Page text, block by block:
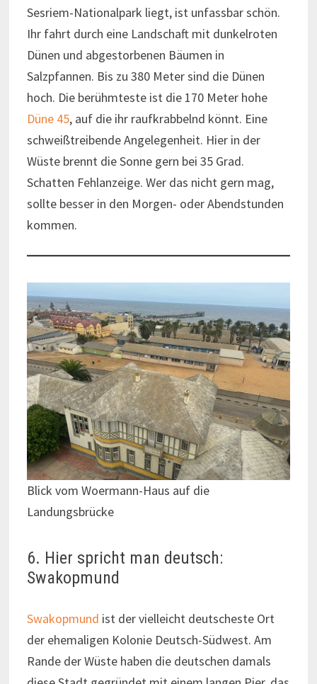
Sesriem-Nationalpark liegt, ist unfassbar schön.
Ihr fahrt durch eine Landschaft mit dunkelroten
Dünen und abgestorbenen Bäumen in
Salzpfannen. Bis zu 380 Meter sind die Dünen
hoch. Die berühmteste ist die 170 Meter hohe
Düne 45, auf die ihr raufkrabbelnd könnt. Eine
schweißtreibende Angelegenheit. Hier in der
Wüste brennt die Sonne gern bei 35 Grad.
Schatten Fehlanzeige. Wer das nicht gern mag,
sollte besser in den Morgen- oder Abendstunden
kommen.
Blick vom Woermann-Haus auf die
Landungsbrücke
6. Hier spricht man deutsch:
Swakopmund
Swakopmund ist der vielleicht deutscheste Ort
der ehemaligen Kolonie Deutsch-Südwest. Am
Rande der Wüste haben die deutschen damals